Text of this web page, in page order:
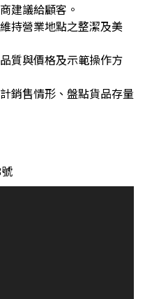
建議給顧客。
持營業地點之整潔及美
質與價格及示範操作方
銷售情形、盤點貨品存量